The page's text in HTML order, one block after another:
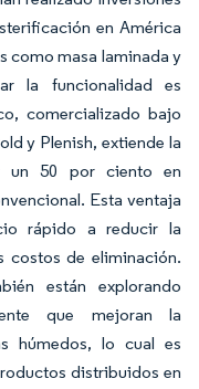
en América
como masa laminada y
la funcionalidad es
comercializado bajo
y Plenish, extiende la
50 por ciento en
Esta ventaja
rápido a reducir la
costos de eliminación.
están explorando
que mejoran la
húmedos, lo cual es
distribuidos en